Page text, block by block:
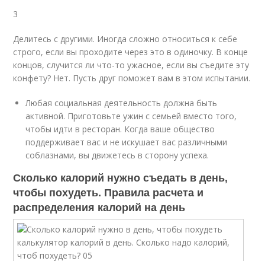
3
Делитесь с другими. Иногда сложно относиться к себе
строго, если вы проходите через это в одиночку. В конце
концов, случится ли что-то ужасное, если вы съедите эту
конфету? Нет. Пусть друг поможет вам в этом испытании.
Любая социальная деятельность должна быть
активной. Приготовьте ужин с семьей вместо того,
чтобы идти в ресторан. Когда ваше общество
поддерживает вас и не искушает вас различными
соблазнами, вы движетесь в сторону успеха.
Сколько калорий нужно съедать в день,
чтобы похудеть. Правила расчета и
распределения калорий на день